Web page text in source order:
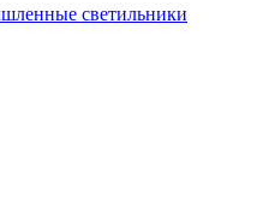
светильники